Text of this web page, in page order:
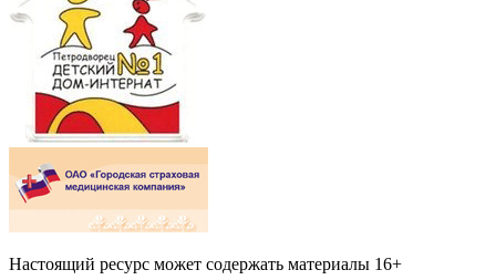
Настоящий ресурс может содержать материалы 16+